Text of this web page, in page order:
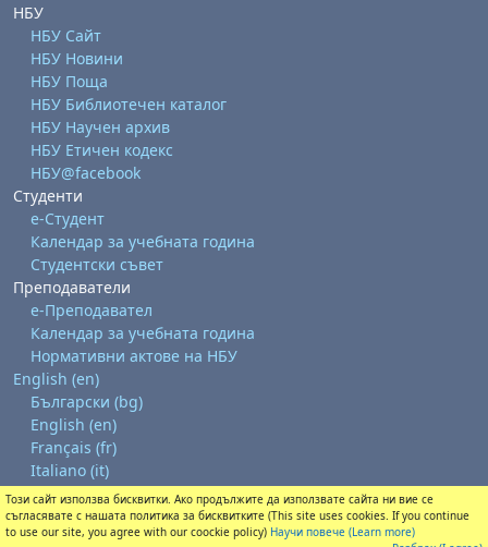
НБУ
НБУ Сайт
НБУ Новини
НБУ Поща
НБУ Библиотечен каталог
НБУ Научен архив
НБУ Етичен кодекс
НБУ@facebook
Студенти
е-Студент
Календар за учебната година
Студентски съвет
Преподаватели
е-Преподавател
Календар за учебната година
Нормативни актове на НБУ
English ‎(en)‎
Български ‎(bg)‎
English ‎(en)‎
Français ‎(fr)‎
Italiano ‎(it)‎
Get the mobile app
Switch to the standard theme
Този сайт използва бисквитки. Ако продължите да използвате сайта ни вие се
съгласявате с нашата политика за бисквитките (This site uses cookies. If you continue
to use our site, you agree with our coockie policy) Научи повече (Learn more)